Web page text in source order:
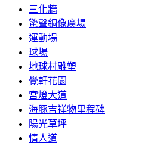
三化牆
驚聲銅像廣場
運動場
球場
地球村雕塑
覺軒花園
宮燈大道
海豚吉祥物里程碑
陽光草坪
情人道